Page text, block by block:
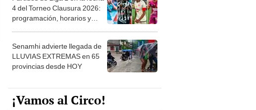
4 del Torneo Clausura 2026:
programación, horarios y
Senamhi advierte llegada de
LLUVIAS EXTREMAS en 65
provincias desde HOY
¡Vamos al Circo!